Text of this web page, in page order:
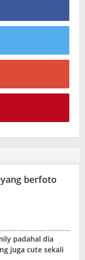
berfoto
padahal dia
juga cute sekali